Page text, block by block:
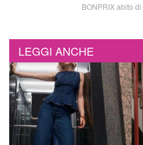
BONPRIX abito
LEGGI ANCHE